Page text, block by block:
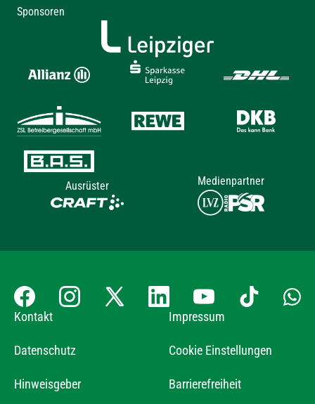
Sponsoren
Ausrüster Medienpartner
Kontakt Impressum
Datenschutz Cookie Einstellungen
Hinweisgeber Barrierefreiheit